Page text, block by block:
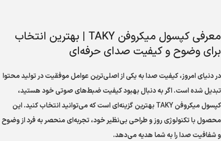
معرفی کپسول میکروفن TAKY | بهترین انتخاب
برای وضوح و کیفیت صدای حرفه‌ای
در دنیای امروز، کیفیت صدا به یکی از اصلی‌ترین عوامل موفقیت در تولید محتوا
تبدیل شده است. اگر به دنبال بهبود کیفیت ضبط‌های صوتی خود هستید،
کپسول میکروفنTAKYبهترین گزینه‌ای است که می‌توانید انتخاب کنید. این
محصول با تکنولوژی روز و طراحی بی‌نظیر خود، تجربه‌ای منحصر به فرد از وضوح
و شفافیت صدا را به شما هدیه می‌دهد.